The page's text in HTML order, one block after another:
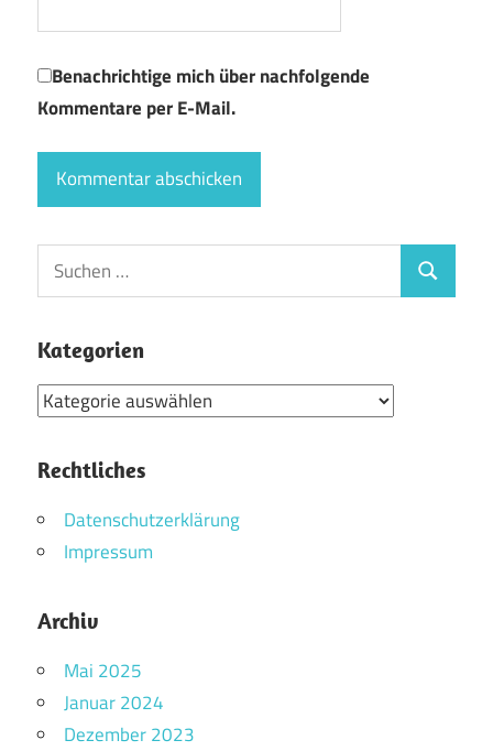
Benachrichtige mich über nachfolgende
Kommentare per E-Mail.
Suchen
nach:
Suchen
Kategorien
Kategorien
Rechtliches
Datenschutzerklärung
Impressum
Archiv
Mai 2025
Januar 2024
Dezember 2023